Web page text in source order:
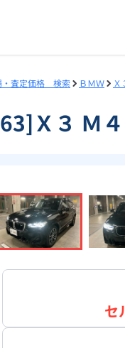
・査定価格 検索 ＢＭＷ Ｘ
Ｘ３ Ｍ
セ